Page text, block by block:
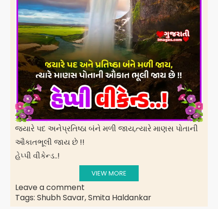
જયારે પદ અને પ્રતિષ્ઠા બંને મળી જાય, ત્યારે માણસ પોતાની
ઔકાત ભૂલી જાય છે !!
હેપ્પી વીકેન્ડ..!
VIEW MORE
Leave a comment
Tags: Shubh Savar,Smita Haldankar